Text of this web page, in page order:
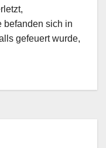
befanden sich in
gefeuert wurde,